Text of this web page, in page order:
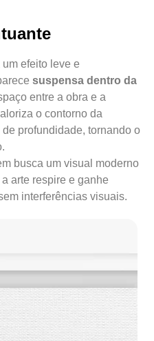
efeito leve e
suspensa dentro da
entre a obra e a
o contorno da
profundidade, tornando o
busca um visual moderno
arte respire e ganhe
interferências visuais.